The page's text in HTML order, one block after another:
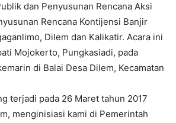
dan Penyusunan Rencana Aksi
Rencana Kontijensi Banjir
Dilem dan Kalikatir. Acara ini
Mojokerto, Pungkasiadi, pada
di Balai Desa Dilem, Kecamatan
terjadi pada 26 Maret tahun 2017
menginisiasi kami di Pemerintah